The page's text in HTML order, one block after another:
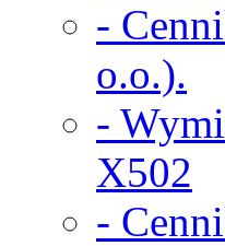
-
o.o.).
-
X502
-